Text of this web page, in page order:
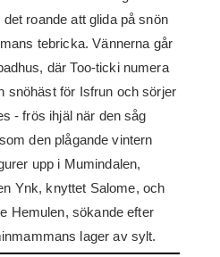
roande att glida på snön
tebricka. Vännerna går
där Too-ticki numera
snöhäst för Isfrun och sörjer
- frös ihjäl när den såg
den plågande vintern
upp i Mumindalen,
Ynk, knyttet Salome, och
Hemulen, sökande efter
lager av sylt.